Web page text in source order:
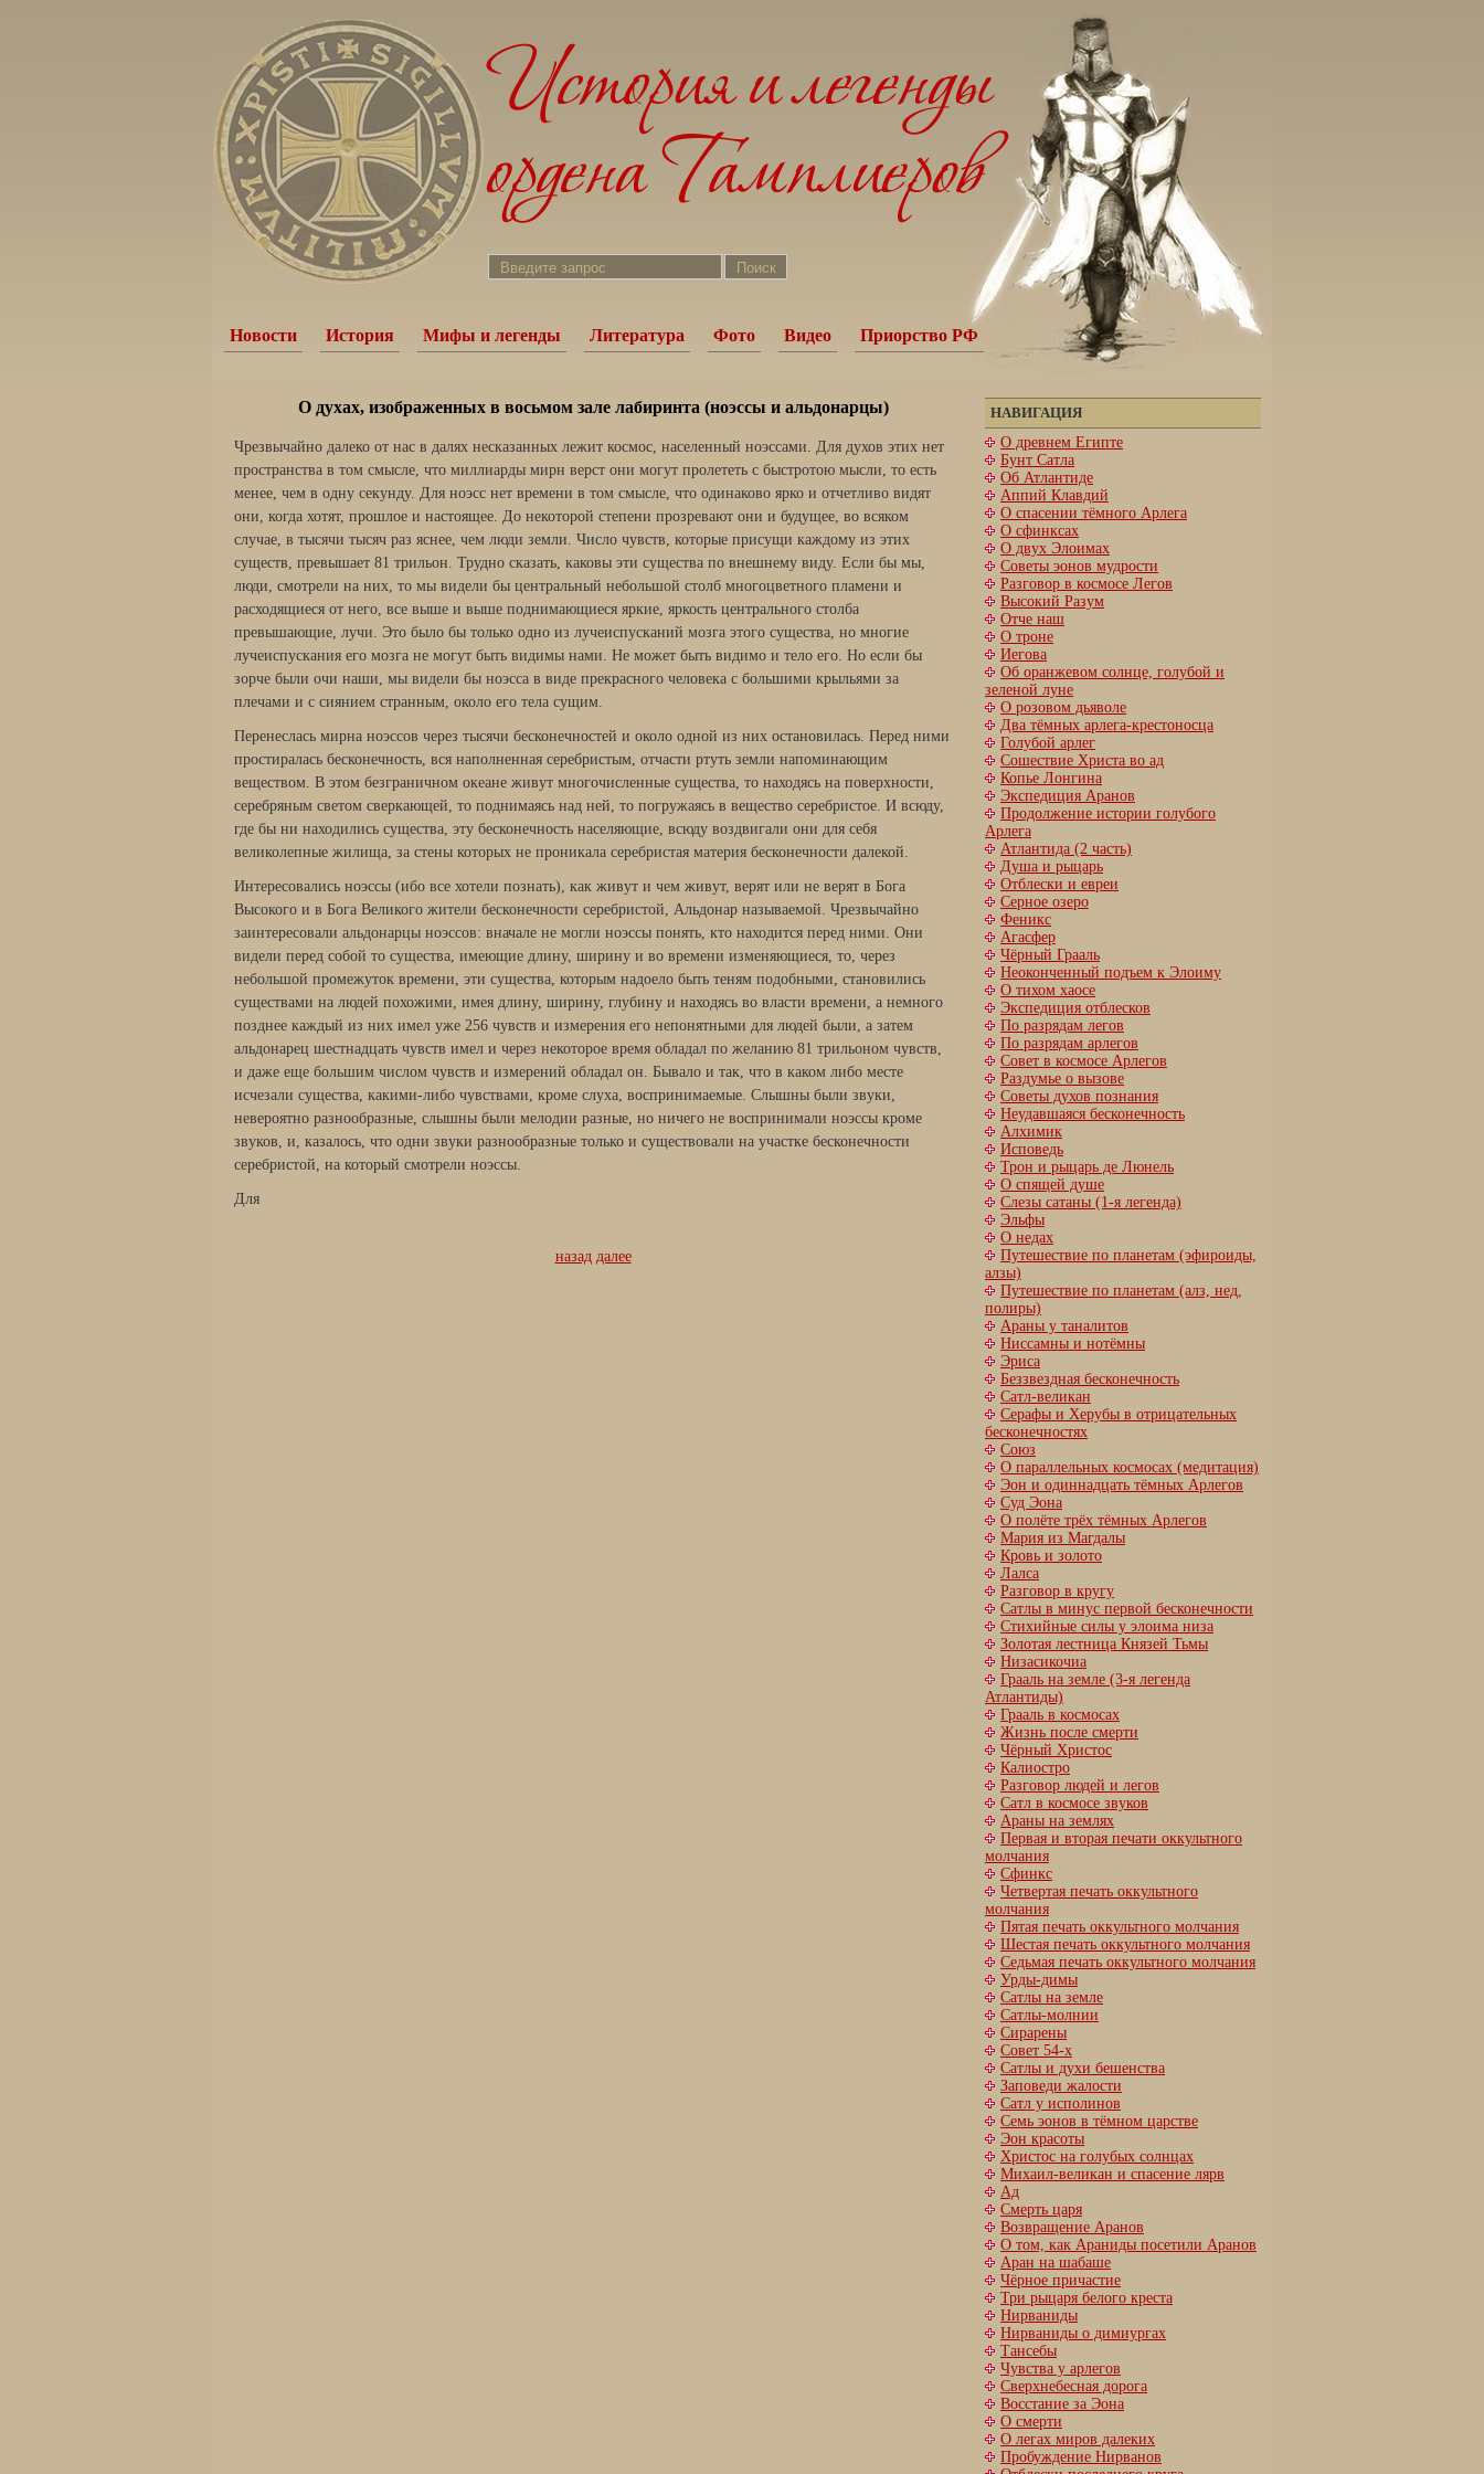
Новости История Мифы и легенды Литература Фото Видео Приорство РФ
О духах, изображенных в восьмом зале лабиринта (ноэссы и альдонарцы)
Чрезвычайно далеко от нас в далях несказанных лежит космос, населенный ноэссами. Для духов этих нет
пространства в том смысле, что миллиарды мирн верст они могут пролететь с быстротою мысли, то есть
менее, чем в одну секунду. Для ноэсс нет времени в том смысле, что одинаково ярко и отчетливо видят
они, когда хотят, прошлое и настоящее. До некоторой степени прозревают они и будущее, во всяком
случае, в тысячи тысяч раз яснее, чем люди земли. Число чувств, которые присущи каждому из этих
существ, превышает 81 трильон. Трудно сказать, каковы эти существа по внешнему виду. Если бы мы,
люди, смотрели на них, то мы видели бы центральный небольшой столб многоцветного пламени и
расходящиеся от него, все выше и выше поднимающиеся яркие, яркость центрального столба
превышающие, лучи. Это было бы только одно из лучеиспусканий мозга этого существа, но многие
лучеиспускания его мозга не могут быть видимы нами. Не может быть видимо и тело его. Но если бы
зорче были очи наши, мы видели бы ноэсса в виде прекрасного человека с большими крыльями за
плечами и с сиянием странным, около его тела сущим.
Перенеслась мирна ноэссов через тысячи бесконечностей и около одной из них остановилась. Перед ними
простиралась бесконечность, вся наполненная серебристым, отчасти ртуть земли напоминающим
веществом. В этом безграничном океане живут многочисленные существа, то находясь на поверхности,
серебряным светом сверкающей, то поднимаясь над ней, то погружаясь в вещество серебристое. И всюду,
где бы ни находились существа, эту бесконечность населяющие, всюду воздвигали они для себя
великолепные жилища, за стены которых не проникала серебристая материя бесконечности далекой.
Интересовались ноэссы (ибо все хотели познать), как живут и чем живут, верят или не верят в Бога
Высокого и в Бога Великого жители бесконечности серебристой, Альдонар называемой. Чрезвычайно
заинтересовали альдонарцы ноэссов: вначале не могли ноэссы понять, кто находится перед ними. Они
видели перед собой то существа, имеющие длину, ширину и во времени изменяющиеся, то, через
небольшой промежуток времени, эти существа, которым надоело быть теням подобными, становились
существами на людей похожими, имея длину, ширину, глубину и находясь во власти времени, а немного
позднее каждый из них имел уже 256 чувств и измерения его непонятными для людей были, а затем
альдонарец шестнадцать чувств имел и через некоторое время обладал по желанию 81 трильоном чувств,
и даже еще большим числом чувств и измерений обладал он. Бывало и так, что в каком либо месте
исчезали существа, какими-либо чувствами, кроме слуха, воспринимаемые. Слышны были звуки,
невероятно разнообразные, слышны были мелодии разные, но ничего не воспринимали ноэссы кроме
звуков, и, казалось, что одни звуки разнообразные только и существовали на участке бесконечности
серебристой, на который смотрели ноэссы.
Для
назад далее
НАВИГАЦИЯ
О древнем Египте
Бунт Сатла
Об Атлантиде
Аппий Клавдий
О спасении тёмного Арлега
О сфинксах
О двух Элоимах
Советы эонов мудрости
Разговор в космосе Легов
Высокий Разум
Отче наш
О троне
Иегова
Об оранжевом солнце, голубой и
зеленой луне
О розовом дьяволе
Два тёмных арлега-крестоносца
Голубой арлег
Сошествие Христа во ад
Копье Лонгина
Экспедиция Аранов
Продолжение истории голубого
Арлега
Атлантида (2 часть)
Душа и рыцарь
Отблески и евреи
Серное озеро
Феникс
Агасфер
Чёрный Грааль
Неоконченный подъем к Элоиму
О тихом хаосе
Экспедиция отблесков
По разрядам легов
По разрядам арлегов
Совет в космосе Арлегов
Раздумье о вызове
Советы духов познания
Неудавшаяся бесконечность
Алхимик
Исповедь
Трон и рыцарь де Люнель
О спящей душе
Слезы сатаны (1-я легенда)
Эльфы
О недах
Путешествие по планетам (эфироиды,
алзы)
Путешествие по планетам (алз, нед,
полиры)
Араны у таналитов
Ниссамны и нотёмны
Эриса
Беззвездная бесконечность
Сатл-великан
Серафы и Херубы в отрицательных
бесконечностях
Союз
О параллельных космосах (медитация)
Эон и одиннадцать тёмных Арлегов
Суд Эона
О полёте трёх тёмных Арлегов
Мария из Магдалы
Кровь и золото
Лалса
Разговор в кругу
Сатлы в минус первой бесконечности
Стихийные силы у элоима низа
Золотая лестница Князей Тьмы
Низасикочиа
Грааль на земле (3-я легенда
Атлантиды)
Грааль в космосах
Жизнь после смерти
Чёрный Христос
Калиостро
Разговор людей и легов
Сатл в космосе звуков
Араны на землях
Первая и вторая печати оккультного
молчания
Сфинкс
Четвертая печать оккультного
молчания
Пятая печать оккультного молчания
Шестая печать оккультного молчания
Cедьмая печать оккультного молчания
Урды-димы
Сатлы на земле
Сатлы-молнии
Сирарены
Совет 54-х
Сатлы и духи бешенства
Заповеди жалости
Сатл у исполинов
Семь эонов в тёмном царстве
Эон красоты
Христос на голубых солнцах
Михаил-великан и спасение лярв
Ад
Смерть царя
Возвращение Аранов
О том, как Араниды посетили Аранов
Аран на шабаше
Чёрное причастие
Три рыцаря белого креста
Нирваниды
Нирваниды о димиургах
Тансебы
Чувства у арлегов
Сверхнебесная дорога
Восстание за Эона
О смерти
О легах миров далеких
Пробуждение Нирванов